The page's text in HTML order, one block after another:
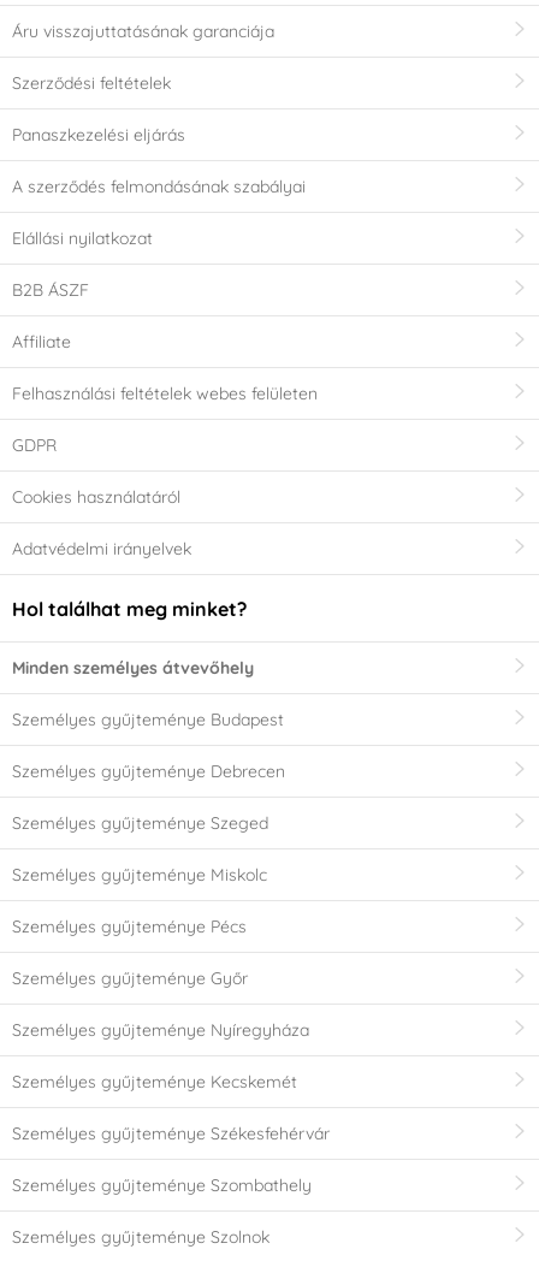
Áru visszajuttatásának garanciája
Szerződési feltételek
Panaszkezelési eljárás
A szerződés felmondásának szabályai
Elállási nyilatkozat
B2B ÁSZF
Affiliate
Felhasználási feltételek webes felületen
GDPR
Cookies használatáról
Adatvédelmi irányelvek
Hol találhat meg minket?
Minden személyes átvevőhely
Személyes gyűjteménye Budapest
Személyes gyűjteménye Debrecen
Személyes gyűjteménye Szeged
Személyes gyűjteménye Miskolc
Személyes gyűjteménye Pécs
Személyes gyűjteménye Győr
Személyes gyűjteménye Nyíregyháza
Személyes gyűjteménye Kecskemét
Személyes gyűjteménye Székesfehérvár
Személyes gyűjteménye Szombathely
Személyes gyűjteménye Szolnok